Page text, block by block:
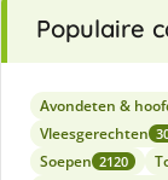
Populaire
Avondeten &
Vleesgerechten
Soepen 2120